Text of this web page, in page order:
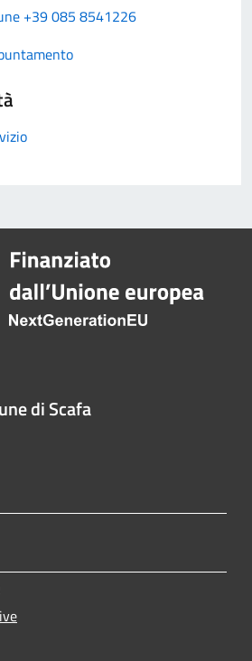
+39 085 8541226
di Scafa